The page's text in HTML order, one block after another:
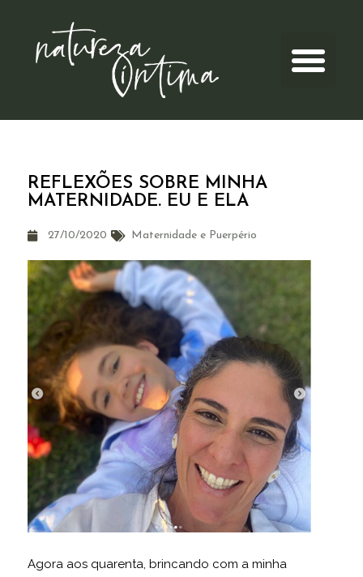
REFLEXÕES SOBRE MINHA
MATERNIDADE. EU E ELA
27/10/2020 Maternidade e Puerpério
Agora aos quarenta, brincando com a minha